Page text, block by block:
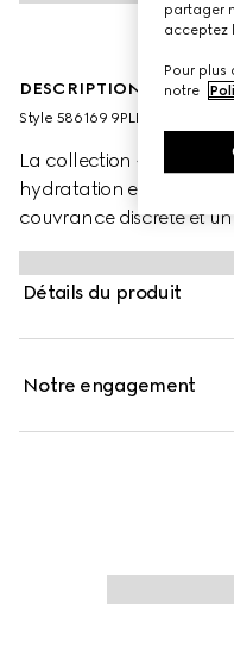
DESCRIPTION PRODUIT
Style ‎586169 9PLP8 9203
La collection « Rouge à
hydratation et brillance.
couvrance discrète et
légèreté. Cette palette
des légendes de l’âge
audacieuses font écho à
individuelle. Ultime
Détails du produit
Notre engagement
partager
acceptez
Pour plus
notre